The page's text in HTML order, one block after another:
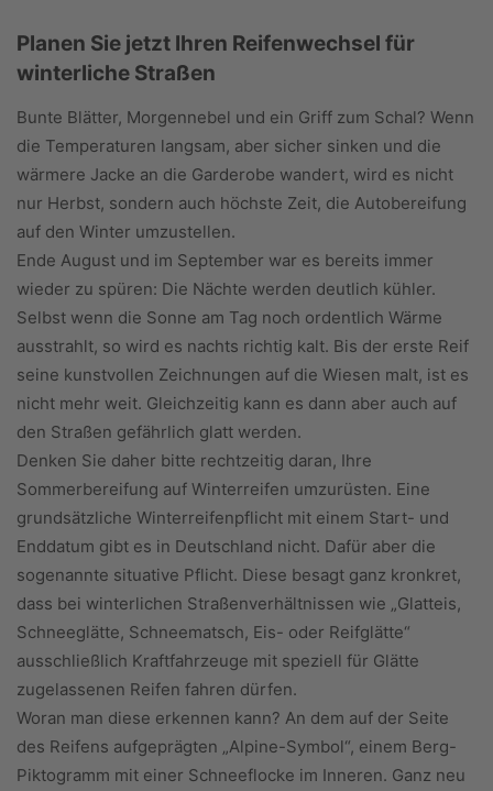
Planen Sie jetzt Ihren Reifenwechsel für
winterliche Straßen
Bunte Blätter, Morgennebel und ein Griff zum Schal? Wenn
die Temperaturen langsam, aber sicher sinken und die
wärmere Jacke an die Garderobe wandert, wird es nicht
nur Herbst, sondern auch höchste Zeit, die Autobereifung
auf den Winter umzustellen.
Ende August und im September war es bereits immer
wieder zu spüren: Die Nächte werden deutlich kühler.
Selbst wenn die Sonne am Tag noch ordentlich Wärme
ausstrahlt, so wird es nachts richtig kalt. Bis der erste Reif
seine kunstvollen Zeichnungen auf die Wiesen malt, ist es
nicht mehr weit. Gleichzeitig kann es dann aber auch auf
den Straßen gefährlich glatt werden.
Denken Sie daher bitte rechtzeitig daran, Ihre
Sommerbereifung auf Winterreifen umzurüsten. Eine
grundsätzliche Winterreifenpflicht mit einem Start- und
Enddatum gibt es in Deutschland nicht. Dafür aber die
sogenannte situative Pflicht. Diese besagt ganz kronkret,
dass bei winterlichen Straßenverhältnissen wie „Glatteis,
Schneeglätte, Schneematsch, Eis- oder Reifglätte“
ausschließlich Kraftfahrzeuge mit speziell für Glätte
zugelassenen Reifen fahren dürfen.
Woran man diese erkennen kann? An dem auf der Seite
des Reifens aufgeprägten „Alpine-Symbol“, einem Berg-
Piktogramm mit einer Schneeflocke im Inneren. Ganz neu